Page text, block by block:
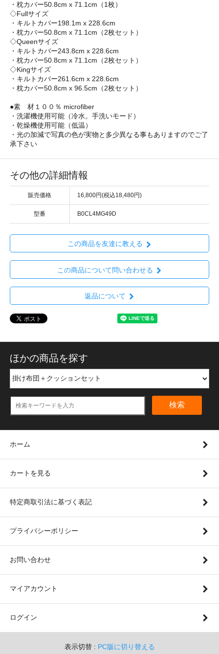
・枕カバー50.8cm x 71.1cm（1枚）
◇Fullサイズ
・キルトカバー198.1m x 228.6cm
・枕カバー50.8cm x 71.1cm（2枚セット）
◇Queenサイズ
・キルトカバー243.8cm x 228.6cm
・枕カバー50.8cm x 71.1cm（2枚セット）
◇Kingサイズ
・キルトカバー261.6cm x 228.6cm
・枕カバー50.8cm x 96.5cm（2枚セット）
●素 材１００％ microfiber
・洗濯機使用可能（冷水。手洗いモード）
・乾燥機使用可能（低温）
・光の加減で写真の色が実物と多少異なる事もありますのでご了
承下さい
その他の詳細情報
販売価格 16,800円(税込18,480円)
型番 B0CL4MG49D
この商品を友達に教える
この商品について問い合わせる
返品について
ほかの商品を探す
検索
ホーム
カートを見る
特定商取引法に基づく表記
プライバシーポリシー
お問い合わせ
マイアカウント
ログイン
表示切替 : PC版に切り替える